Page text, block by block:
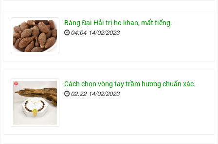
Bàng Đại Hải trị ho khan, mất tiếng.
04:04 14/02/2023
Cách chọn vòng tay trầm hương chuẩn xác.
02:22 14/02/2023